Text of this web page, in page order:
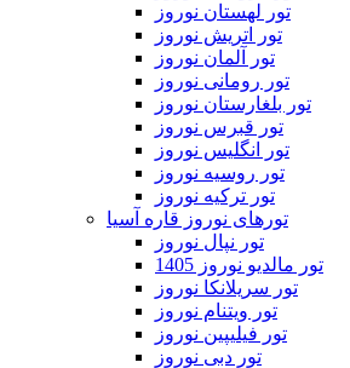
تور لهستان نوروز
تور اتریش نوروز
تور آلمان نوروز
تور رومانی نوروز
تور بلغارستان نوروز
تور قبرس نوروز
تور انگلیس نوروز
تور روسیه نوروز
تور ترکیه نوروز
تورهای نوروز قاره آسیا
تور نپال نوروز
تور مالدیو نوروز 1405
تور سریلانکا نوروز
تور ویتنام نوروز
تور فیلیپین نوروز
تور دبی نوروز